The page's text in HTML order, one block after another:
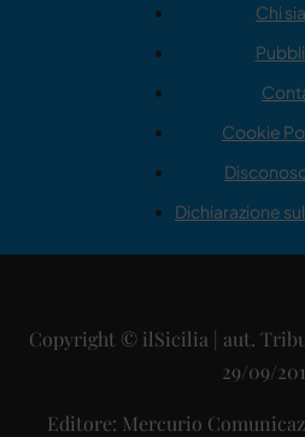
Chi
Cookie
Dichiarazione
Copyright © ilSicilia | aut.
29/09/
Editore: Mercurio